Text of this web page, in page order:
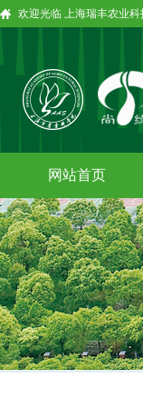
欢迎光临 上海瑞丰农业
网站首页